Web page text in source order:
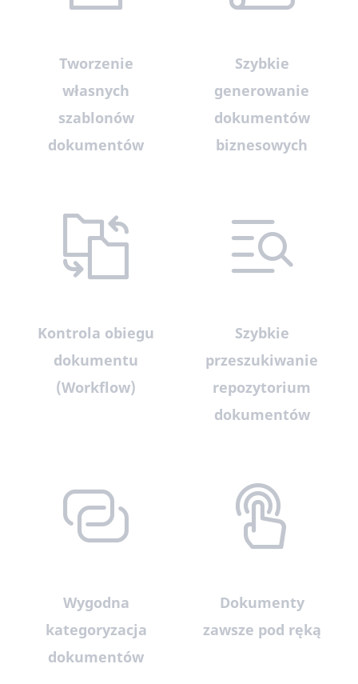
Tworzenie
własnych
szablonów
dokumentów
Szybkie
generowanie
dokumentów
biznesowych
Kontrola obiegu
dokumentu
(Workflow)
Szybkie
przeszukiwanie
repozytorium
dokumentów
Wygodna
kategoryzacja
dokumentów
Dokumenty
zawsze pod ręką